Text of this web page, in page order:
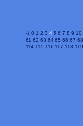
-1 0 1 2 3 4 5 6 7 8 9 10
61 62 63 64 65 66 67 68
114 115 116 117 118 119